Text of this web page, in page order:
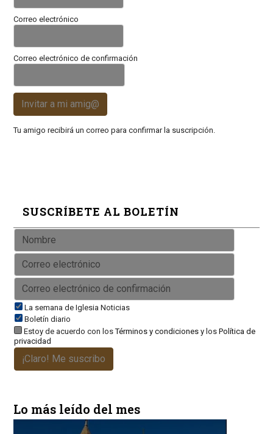
Correo electrónico
Correo electrónico de confirmación
Invitar a mi amig@
Tu amigo recibirá un correo para confirmar la suscripción.
SUSCRÍBETE AL BOLETÍN
La semana de Iglesia Noticias
Boletín diario
Estoy de acuerdo con losTérminos y condicionesy los Política de
privacidad
¡Claro! Me suscribo
Lo más leído del mes